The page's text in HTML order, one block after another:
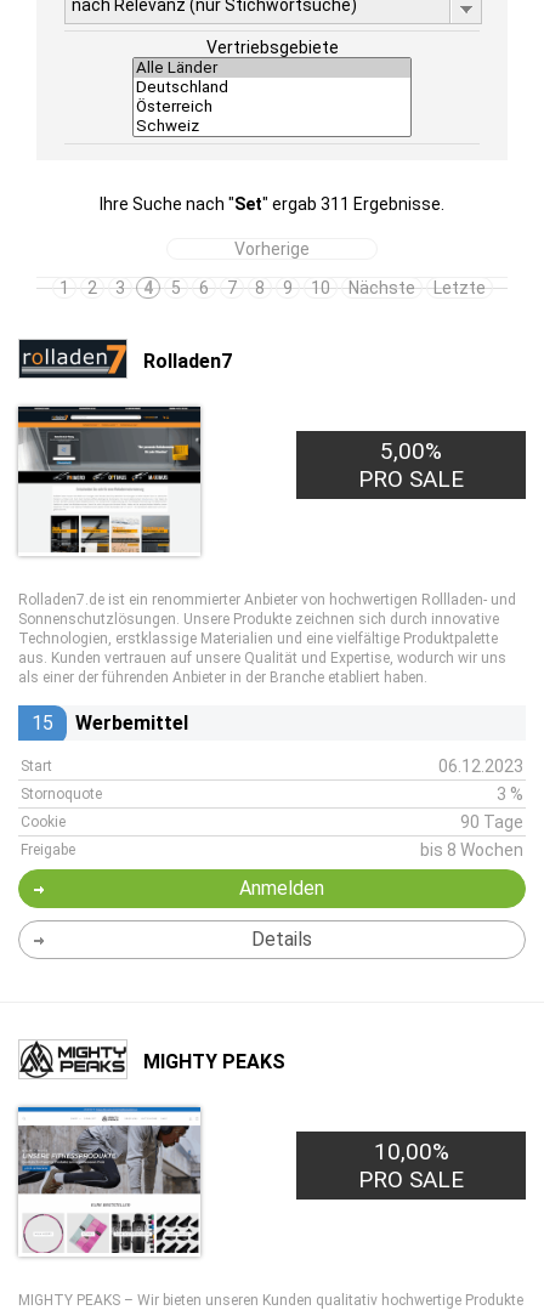
nach Relevanz (nur Stichwortsuche)
Vertriebsgebiete
Ihre Suche nach "Set" ergab 311 Ergebnisse.
Vorherige
1
2 3 4 5 6 7 8 9 10 Nächste Letzte
Rolladen7
5,00%
PRO SALE
Rolladen7.de ist ein renommierter Anbieter von hochwertigen Rollladen- und
Sonnenschutzlösungen. Unsere Produkte zeichnen sich durch innovative
Technologien, erstklassige Materialien und eine vielfältige Produktpalette
aus. Kunden vertrauen auf unsere Qualität und Expertise, wodurch wir uns
als einer der führenden Anbieter in der Branche etabliert haben.
15 Werbemittel
Start 06.12.2023
Stornoquote 3 %
Cookie 90 Tage
Freigabe bis 8 Wochen
Anmelden
Details
MIGHTY PEAKS
10,00%
PRO SALE
MIGHTY PEAKS – Wir bieten unseren Kunden qualitativ hochwertige Produkte